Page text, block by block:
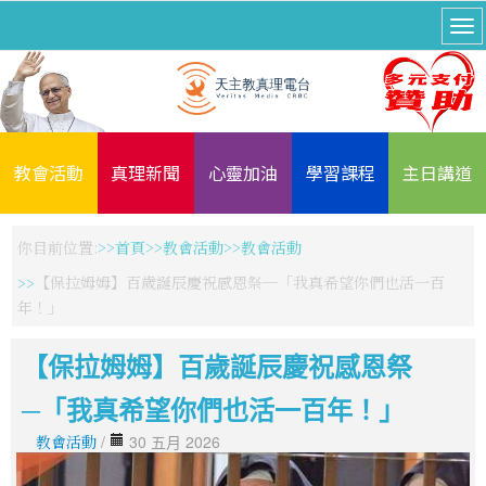
教會活動 真理新聞 心靈加油 學習課程 主日講道
你目前位置: 首頁 教會活動
教會活動
【保拉姆姆】百歲誕辰慶祝感恩祭─「我真希望你們也活一百
年！」
【保拉姆姆】百歲誕辰慶祝感恩祭
─「我真希望你們也活一百年！」
教會活動 / 30 五月 2026